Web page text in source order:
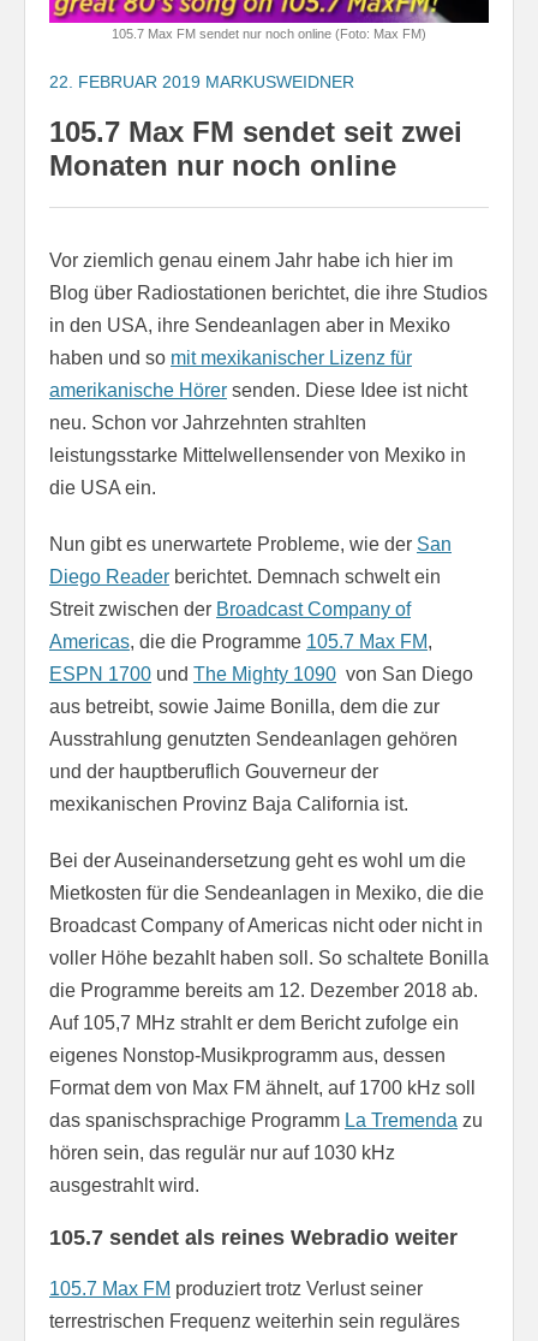
105.7 Max FM sendet nur noch online (Foto: Max FM)
22. FEBRUAR 2019 MARKUSWEIDNER
105.7 Max FM sendet seit zwei
Monaten nur noch online
Vor ziemlich genau einem Jahr habe ich hier im
Blog über Radiostationen berichtet, die ihre Studios
in den USA, ihre Sendeanlagen aber in Mexiko
haben und so mit mexikanischer Lizenz für
amerikanische Hörer senden. Diese Idee ist nicht
neu. Schon vor Jahrzehnten strahlten
leistungsstarke Mittelwellensender von Mexiko in
die USA ein.
Nun gibt es unerwartete Probleme, wie der San
Diego Reader berichtet. Demnach schwelt ein
Streit zwischen der Broadcast Company of
Americas, die die Programme 105.7 Max FM,
ESPN 1700 und The Mighty 1090 von San Diego
aus betreibt, sowie Jaime Bonilla, dem die zur
Ausstrahlung genutzten Sendeanlagen gehören
und der hauptberuflich Gouverneur der
mexikanischen Provinz Baja California ist.
Bei der Auseinandersetzung geht es wohl um die
Mietkosten für die Sendeanlagen in Mexiko, die die
Broadcast Company of Americas nicht oder nicht in
voller Höhe bezahlt haben soll. So schaltete Bonilla
die Programme bereits am 12. Dezember 2018 ab.
Auf 105,7 MHz strahlt er dem Bericht zufolge ein
eigenes Nonstop-Musikprogramm aus, dessen
Format dem von Max FM ähnelt, auf 1700 kHz soll
das spanischsprachige Programm La Tremenda zu
hören sein, das regulär nur auf 1030 kHz
ausgestrahlt wird.
105.7 sendet als reines Webradio weiter
105.7 Max FM produziert trotz Verlust seiner
terrestrischen Frequenz weiterhin sein reguläres